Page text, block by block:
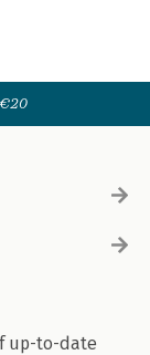
up-to-date